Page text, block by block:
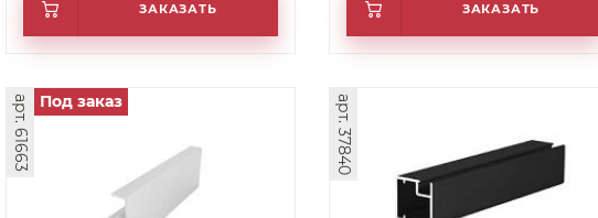
ЗАКАЗАТЬ ЗАКАЗАТЬ
арт. 61663 Под заказ арт. 37840